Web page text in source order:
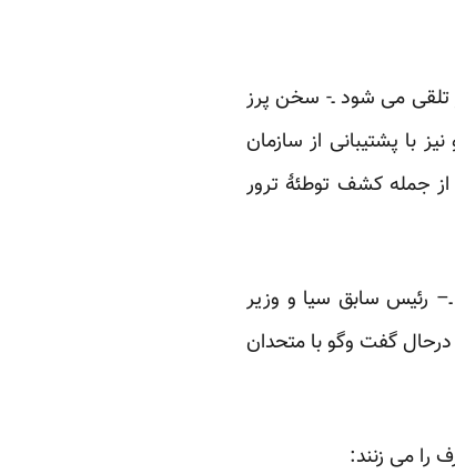
تلقی می شود ـ- سخن پرز
با پشتیبانی از سازمان
از جمله کشف توطئۀ ترور
رئیس سابق سیا و وزیر
درحال گفت وگو با متحدان
را می زنند: